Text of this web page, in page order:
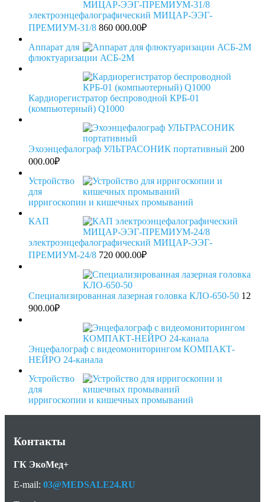
000.00₽
–
72
электроэнцефалографический МИЦАР-ЭЭГ-
ПРЕМИУМ-31/8 860 000.00₽
Аппарат для
флюктуаризации АСБ-2М
Кардиорегистратор беспроводной КРБ-01
(компьютерный) Q1000
Эхоэнцефалограф УЛЬТРАСОНИК портативный 200
000.00₽
Устройство
для
ирригоскопии и кишечных промываний
КАП
электроэнцефалографический МИЦАР-ЭЭГ-
ПРЕМИУМ-24/8 720 000.00₽
Специализированная лазерная головка КЛО-650-50 12
900.00₽
Энцефалограф с видеомониторингом КОМПАКТ-
НЕЙРО 24-канала
Устройство
для
ирригоскопии и кишечных промываний
Контакты
ГК ЭкоМед+
E-mail: 03@MEDSALE24.RU